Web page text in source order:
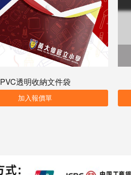
PVC透明收納文件袋
加入報價單